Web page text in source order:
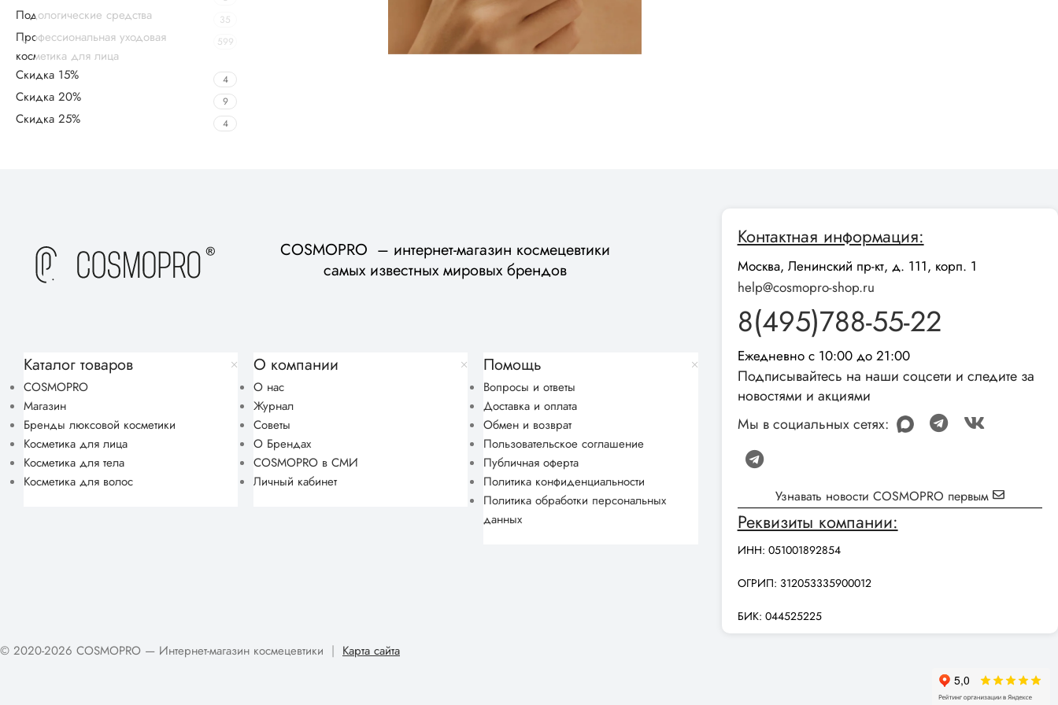
Подологические средства 35
Профессиональная уходовая
косметика для лица
599
Скидка 15% 4
Скидка 20% 9
Скидка 25% 4
COSMOPRO – интернет-магазин космецевтики
самых известных мировых брендов
Каталог товаров
COSMOPRO
Магазин
Бренды люксовой косметики
Косметика для лица
Косметика для тела
Косметика для волос
О компании
О нас
Журнал
Советы
О Брендах
COSMOPRO в СМИ
Личный кабинет
Помощь
Вопросы и ответы
Доставка и оплата
Обмен и возврат
Пользовательское соглашение
Публичная оферта
Политика конфиденциальности
Политика обработки персональных
данных
Контактная информация:
Москва, Ленинский пр-кт, д. 111, корп. 1
help@cosmopro-shop.ru
8(495)788-55-22
Ежедневно с 10:00 до 21:00
Подписывайтесь на наши соцсети и следите за
новостями и акциями
Мы в социальных сетях:
Узнавать новости COSMOPRO первым
Реквизиты компании:
ИНН: 051001892854
ОГРИП: 312053335900012
БИК: 044525225
© 2020-2026 COSMOPRO — Интернет-магазин космецевтики | Карта сайта